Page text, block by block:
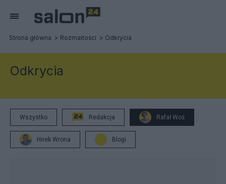
Strona główna Rozmaitości Odkrycia
Odkrycia
Wszystko Redakcja Rafał Woś
Hirek Wrona Blogi